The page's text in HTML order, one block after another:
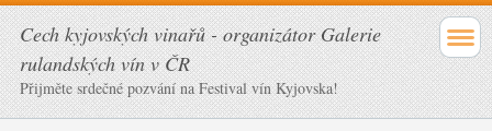
Cech kyjovských vinařů - organizátor Galerie
rulandských vín v ČR
Přijměte srdečné pozvání na Festival vín Kyjovska!